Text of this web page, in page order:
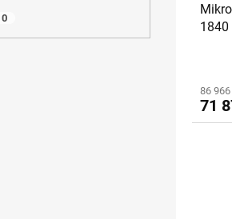
0
1840
86
71